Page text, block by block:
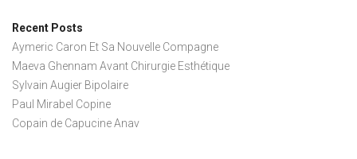
Recent Posts
Aymeric Caron Et Sa Nouvelle Compagne
Maeva Ghennam Avant Chirurgie Esthétique
Sylvain Augier Bipolaire
Paul Mirabel Copine
Copain de Capucine Anav